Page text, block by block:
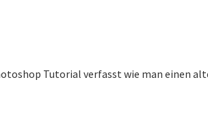
Tutorial verfasst wie man einen